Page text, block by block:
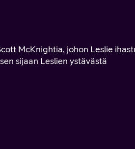
McKnightia, johon Leslie
sijaan Leslien ystävästä